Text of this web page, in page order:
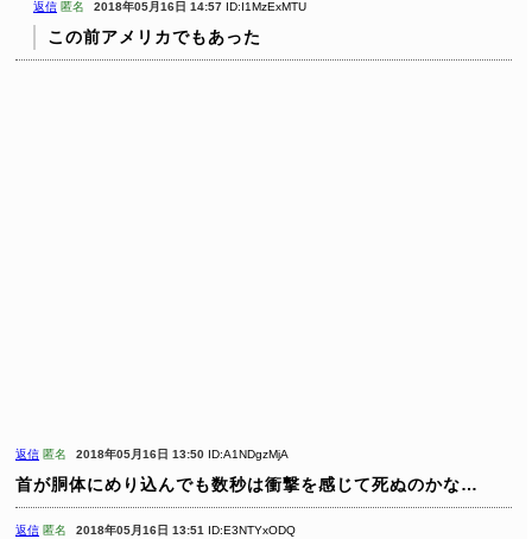
返信 匿名 2018年05月16日 14:57 ID:I1MzExMTU
この前アメリカでもあった
返信 匿名 2018年05月16日 13:50 ID:A1NDgzMjA
首が胴体にめり込んでも数秒は衝撃を感じて死ぬのかな…
返信 匿名 2018年05月16日 13:51 ID:E3NTYxODQ